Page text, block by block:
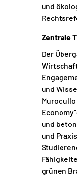
und
Zentrale
Der
und
Murodullo
und
und
grünen